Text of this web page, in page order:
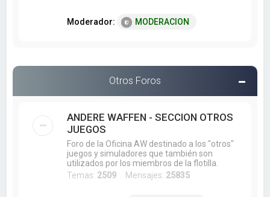
Moderador: MODERACION
Otros Foros
ANDERE WAFFEN - SECCION OTROS
JUEGOS
Foro de la Oficina AW destinado a los "otros"
juegos y simuladores que también son
utilizados por los miembros de la flotilla.
Temas: 2509 Mensajes: 25835